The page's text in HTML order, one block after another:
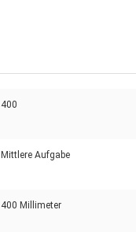
400
Mittlere Aufgabe
400 Millimeter